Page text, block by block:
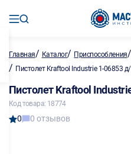
Главная/ Каталог/ Приспособления/
/ Пистолет Kraftool Industrie 1-06853
Пистолет Kraftool
Код товара: 18774
0 0 отзывов